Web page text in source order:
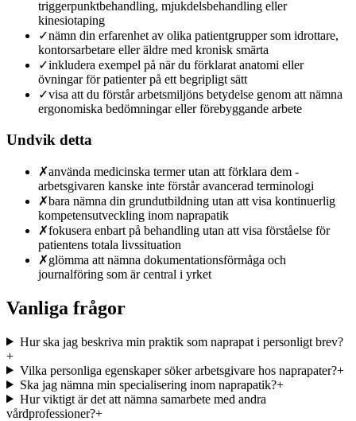
triggerpunktbehandling, mjukdelsbehandling eller
kinesiotaping
✓nämn din erfarenhet av olika patientgrupper som idrottare,
kontorsarbetare eller äldre med kronisk smärta
✓inkludera exempel på när du förklarat anatomi eller
övningar för patienter på ett begripligt sätt
✓visa att du förstår arbetsmiljöns betydelse genom att nämna
ergonomiska bedömningar eller förebyggande arbete
Undvik detta
✗använda medicinska termer utan att förklara dem -
arbetsgivaren kanske inte förstår avancerad terminologi
✗bara nämna din grundutbildning utan att visa kontinuerlig
kompetensutveckling inom naprapatik
✗fokusera enbart på behandling utan att visa förståelse för
patientens totala livssituation
✗glömma att nämna dokumentationsförmåga och
journalföring som är central i yrket
Vanliga frågor
Hur ska jag beskriva min praktik som naprapat i personligt brev?
+
Vilka personliga egenskaper söker arbetsgivare hos naprapater?+
Ska jag nämna min specialisering inom naprapatik?+
Hur viktigt är det att nämna samarbete med andra
vårdprofessioner?+